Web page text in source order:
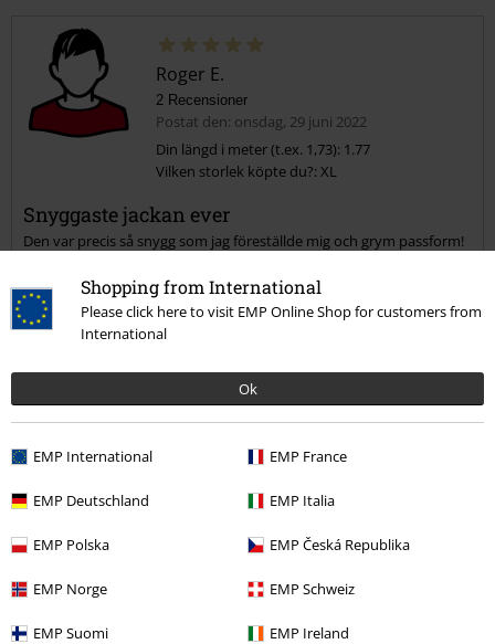
Shopping from International
Please click here to visit EMP Online Shop for customers from
International
Ok
EMP International EMP France
EMP Deutschland EMP Italia
EMP Polska EMP Česká Republika
EMP Norge EMP Schweiz
EMP Suomi EMP Ireland
Roger E.
2 Recensioner
Postat den: onsdag, 29 juni 2022
Din längd i meter (t.ex. 1,73): 1.77
Vilken storlek köpte du?: XL
Snyggaste jackan ever
Den var precis så snygg som jag föreställde mig och grym passform!
Kvalité
5
Design
Passform
För smal
Perfekt
Längd